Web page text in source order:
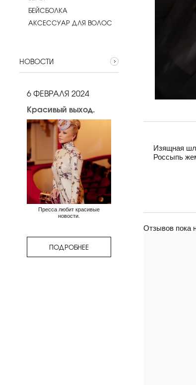
БЕЙСБОЛКА
АКСЕССУАР ДЛЯ ВОЛОС
НОВОСТИ
6 ФЕВРАЛЯ 2024
Красивый выход.
Пресса любит красивые
новости.
ПОДРОБНЕЕ
Изящная
Россыпь
Отзывов пока